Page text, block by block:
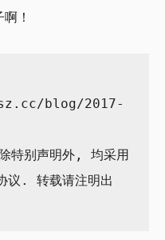
！
blog/2017-
特别声明外, 均采用
议. 转载请注明出